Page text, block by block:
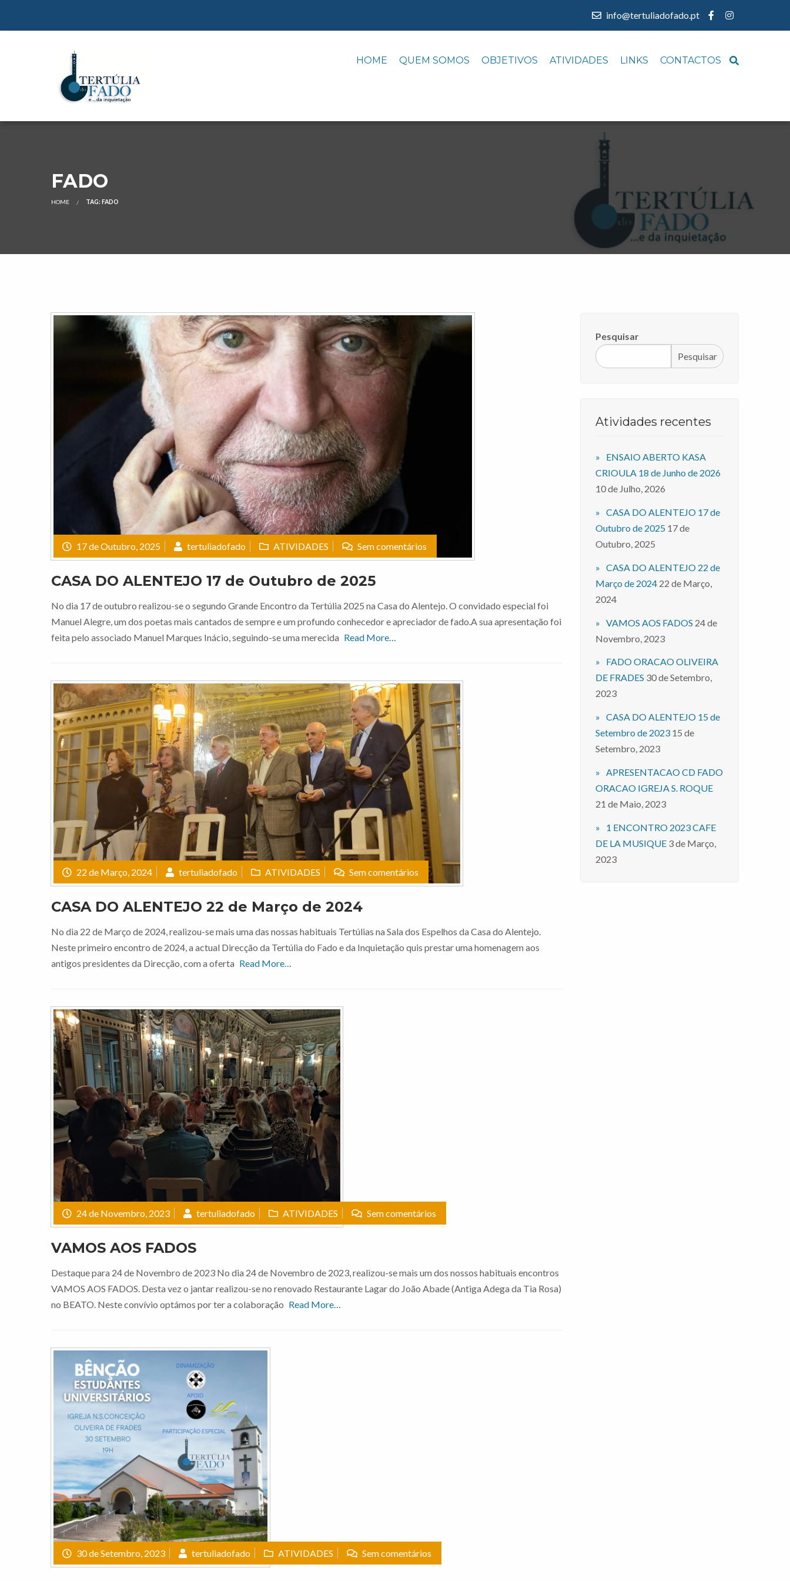
info@tertuliadofado.pt
HOME QUEM SOMOS OBJETIVOS ATIVIDADES LINKS CONTACTOS
FADO
HOME TAG: FADO
17 de Outubro, 2025 tertuliadofado ATIVIDADES Sem comentários
CASA DO ALENTEJO 17 de Outubro de 2025
No dia 17 de outubro realizou-se o segundo Grande Encontro da Tertúlia 2025 na Casa do Alentejo. O convidado especial foi
Manuel Alegre, um dos poetas mais cantados de sempre e um profundo conhecedor e apreciador de fado.A sua apresentação foi
feita pelo associado Manuel Marques Inácio, seguindo-se uma merecida Read More…
22 de Março, 2024 tertuliadofado ATIVIDADES Sem comentários
CASA DO ALENTEJO 22 de Março de 2024
No dia 22 de Março de 2024, realizou-se mais uma das nossas habituais Tertúlias na Sala dos Espelhos da Casa do Alentejo.
Neste primeiro encontro de 2024, a actual Direcção da Tertúlia do Fado e da Inquietação quis prestar uma homenagem aos
antigos presidentes da Direcção, com a oferta Read More…
24 de Novembro, 2023 tertuliadofado ATIVIDADES Sem comentários
VAMOS AOS FADOS
Destaque para 24 de Novembro de 2023 No dia 24 de Novembro de 2023, realizou-se mais um dos nossos habituais encontros
VAMOS AOS FADOS. Desta vez o jantar realizou-se no renovado Restaurante Lagar do João Abade (Antiga Adega da Tia Rosa)
no BEATO. Neste convívio optámos por ter a colaboração Read More…
30 de Setembro, 2023 tertuliadofado ATIVIDADES Sem comentários
Pesquisar
Pesquisar
Atividades recentes
ENSAIO ABERTO KASA
CRIOULA 18 de Junho de 2026
10 de Julho, 2026
CASA DO ALENTEJO 17 de
Outubro de 2025 17 de
Outubro, 2025
CASA DO ALENTEJO 22 de
Março de 2024 22 de Março,
2024
VAMOS AOS FADOS 24 de
Novembro, 2023
FADO ORACAO OLIVEIRA
DE FRADES 30 de Setembro,
2023
CASA DO ALENTEJO 15 de
Setembro de 2023 15 de
Setembro, 2023
APRESENTACAO CD FADO
ORACAO IGREJA S. ROQUE
21 de Maio, 2023
1 ENCONTRO 2023 CAFE
DE LA MUSIQUE 3 de Março,
2023